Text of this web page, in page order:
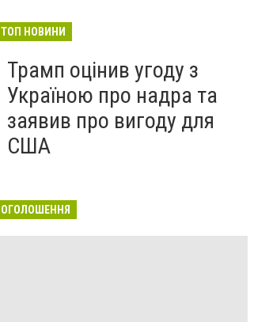
ТОП НОВИНИ
Трамп оцінив угоду з
Україною про надра та
заявив про вигоду для
США
ОГОЛОШЕННЯ